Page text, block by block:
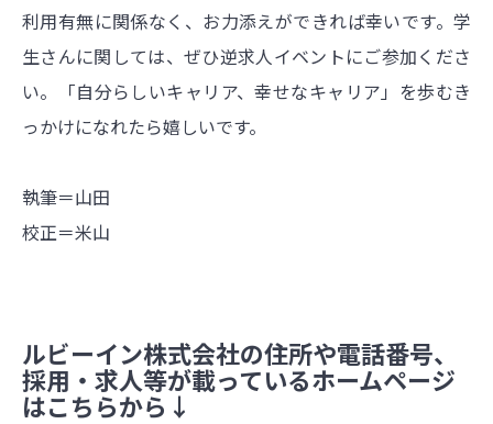
利用有無に関係なく、お力添えができれば幸いです。学
生さんに関しては、ぜひ逆求人イベントにご参加くださ
い。「自分らしいキャリア、幸せなキャリア」を歩むき
っかけになれたら嬉しいです。
執筆＝山田
校正＝米山
ルビーイン株式会社の住所や電話番号、
採用・求人等が載っているホームページ
はこちらから↓